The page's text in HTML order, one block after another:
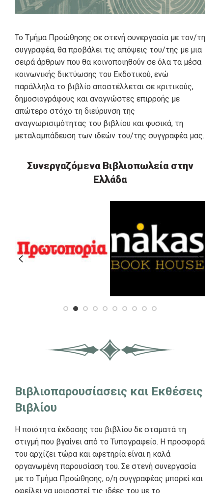
Το Τμήμα Προώθησης σε στενή συνεργασία με τον/τη
συγγραφέα, θα προβάλει τις απόψεις του/της με μια
σειρά άρθρων που θα κοινοποιηθούν σε όλα τα μέσα
κοινωνικής δικτύωσης του Εκδοτικού, ενώ
παράλληλα το βιβλίο αποστέλλεται σε κριτικούς,
δημοσιογράφους και αναγνώστες επιρροής με
απώτερο στόχο τη διεύρυνση της
αναγνωρισιμότητας του βιβλίου και φυσικά, τη
μεταλαμπάδευση των ιδεών του/της συγγραφέα μας.
Συνεργαζόμενα Βιβλιοπωλεία στην
Ελλάδα
Βιβλιοπαρουσίασεις και Εκθέσεις
Βιβλίου
Η ποιότητα έκδοσης του βιβλίου δε σταματά τη
στιγμή που βγαίνει από το Τυπογραφείο. Η προσφορά
του αρχίζει τώρα και αφετηρία είναι η καλά
οργανωμένη παρουσίαση του. Σε στενή συνεργασία
με το Τμήμα Προώθησης, ο/η συγγραφέας μπορεί και
οφείλει να μοιραστεί τις ιδέες του με το